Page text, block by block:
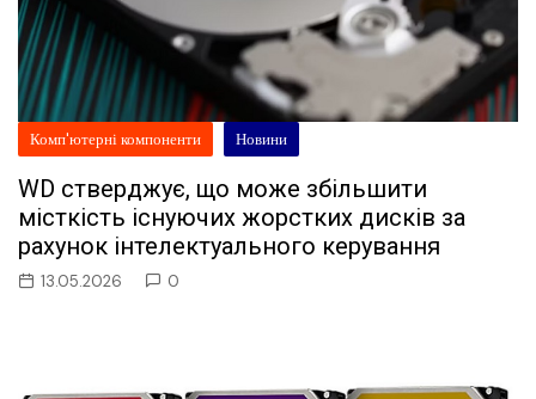
Комп'ютерні компоненти Новини
WD стверджує, що може збільшити
місткість існуючих жорстких дисків за
рахунок інтелектуального керування
13.05.2026 0